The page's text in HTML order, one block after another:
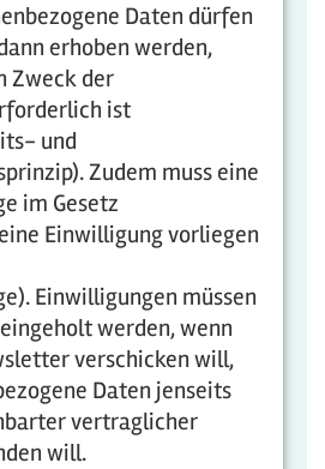
Daten dürfen
erhoben werden,
Zweck der
ist
und
Zudem muss eine
im Gesetz
Einwilligung vorliegen
Einwilligungen müssen
werden, wenn
verschicken will,
Daten jenseits
vertraglicher
will.